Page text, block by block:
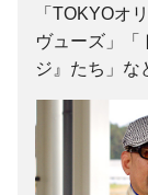
「TOKYOオ
ヴューズ」「
ジ』たち」な